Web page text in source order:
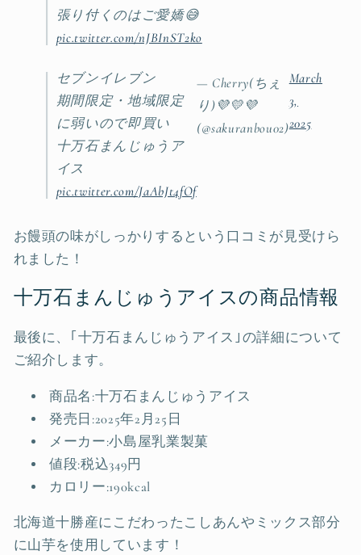
張り付くのはご愛嬌😅
pic.twitter.com/nJBInST2ko
セブンイレブン
期間限定・地域限定
に弱いので即買い
十万石まんじゅうア
イス
pic.twitter.com/JaAbJt4fOf
— Cherry(ちぇ
り)💜💛💜
(@sakuranbou02)
March
3,
2025
お饅頭の味がしっかりするという口コミが見受けら
れました！
十万石まんじゅうアイスの商品情報
最後に、｢十万石まんじゅうアイス｣の詳細について
ご紹介します。
商品名:十万石まんじゅうアイス
発売日:2025年2月25日
メーカー:小島屋乳業製菓
値段:税込349円
カロリー:190kcal
北海道十勝産にこだわったこしあんやミックス部分
に山芋を使用しています！